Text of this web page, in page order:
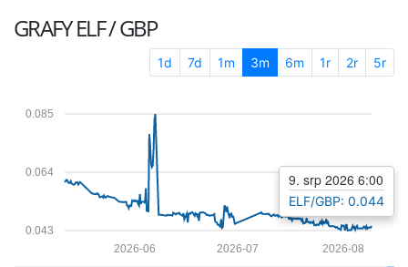
GRAFYELF / GBP
1d 7d 1m 3m 6m 1r 2r 5r
0.043
0.064
0.085
2026-08
2026-07
2026-06
9. srp 2026 6:00
ELF/GBP: 0.044